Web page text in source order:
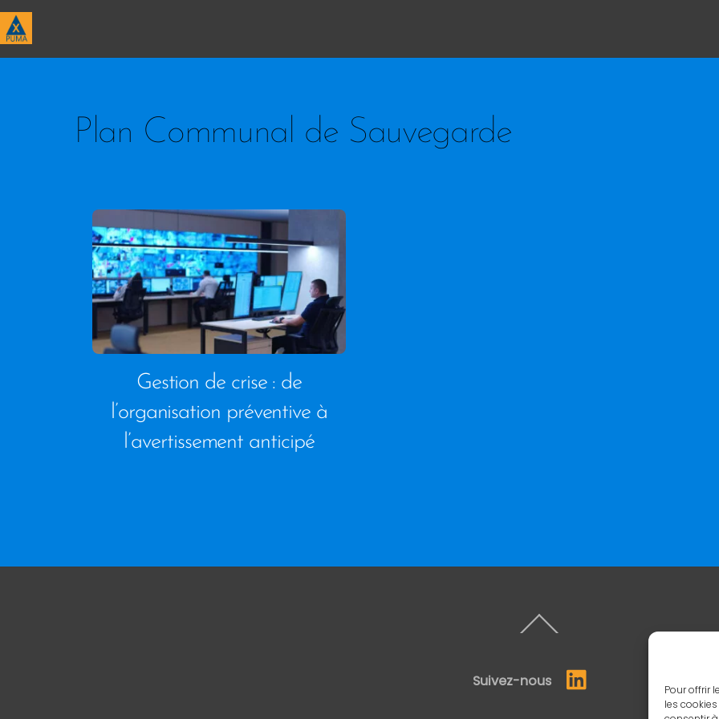
Pour offrir
les
Skip
to
content
Plan Communal de Sauvegarde
Gestion de crise : de
l’organisation préventive à
l’avertissement anticipé
To
Suivez-nous